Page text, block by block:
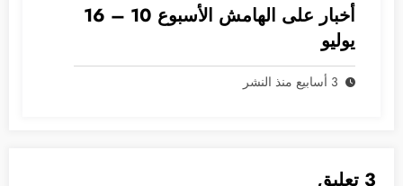
أخبار على الهامش الأسبوع 10 – 16
يوليو
3 أسابيع منذ النشر
3 تعليق